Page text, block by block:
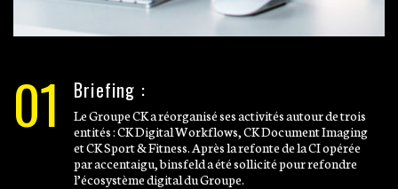
01 Briefing :
Le Groupe CK a réorganisé ses activités autour de trois
entités : CK Digital Workflows, CK Document Imaging
et CK Sport & Fitness. Après la refonte de la CI opérée
par accentaigu, binsfeld a été sollicité pour refondre
l’écosystème digital du Groupe.